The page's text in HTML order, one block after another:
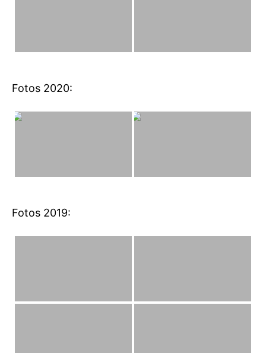
Fotos 2020:
Fotos 2019: